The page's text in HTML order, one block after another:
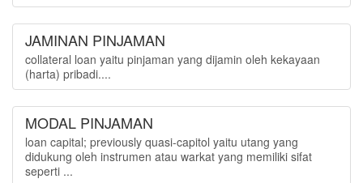
JAMINAN PINJAMAN
collateral loan yaitu pinjaman yang dijamin oleh kekayaan
(harta) pribadi....
MODAL PINJAMAN
loan capital; previously quasi-capitol yaitu utang yang
didukung oleh instrumen atau warkat yang memiliki sifat
seperti ...